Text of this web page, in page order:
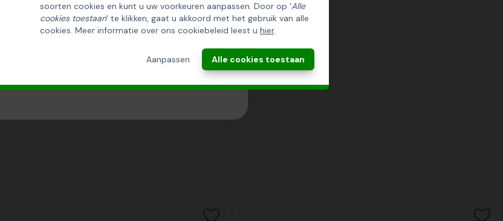
soorten cookies en kunt u uw voorkeuren aanpassen. Door op 'Alle
cookies toestaan' te klikken, gaat u akkoord met het gebruik van alle
cookies. Meer informatie over ons cookiebeleid leest u hier.
Aanpassen Alle cookies toestaan
INSCHRIJVEN!